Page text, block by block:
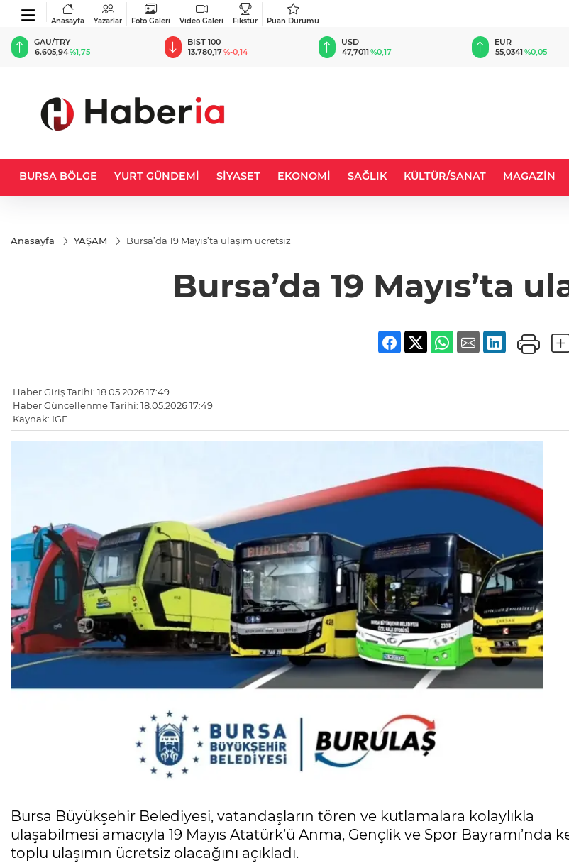
Anasayfa Yazarlar Foto Galeri Video Galeri Fikstür Puan Durumu
BIST 100
13.780,17%-0,14
USD
47,7011%0,17
EUR
55,0341%0,05
GBP
64,1841%0,03
BURSA BÖLGE YURT GÜNDEMİ SİYASET EKONOMİ SAĞLIK KÜLTÜR/SANAT MAGAZİN
Anasayfa YAŞAM Bursa’da 19 Mayıs’ta ulaşım ücretsiz
Bursa’da 19 Mayıs’ta
Haber Giriş Tarihi: 18.05.2026 17:49
Haber Güncellenme Tarihi: 18.05.2026 17:49
Kaynak: IGF
Bursa Büyükşehir Belediyesi, vatandaşların tören ve kutlamalara kolaylıkla
ulaşabilmesi amacıyla 19 Mayıs Atatürk’ü Anma, Gençlik ve Spor Bayramı’nda
toplu ulaşımın ücretsiz olacağını açıkladı.